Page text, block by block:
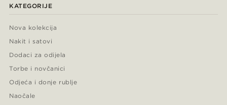
KATEGORIJE
Nova kolekcija
Nakit i satovi
Dodaci za odijela
Torbe i novčanici
Odjeća i donje rublje
Naočale